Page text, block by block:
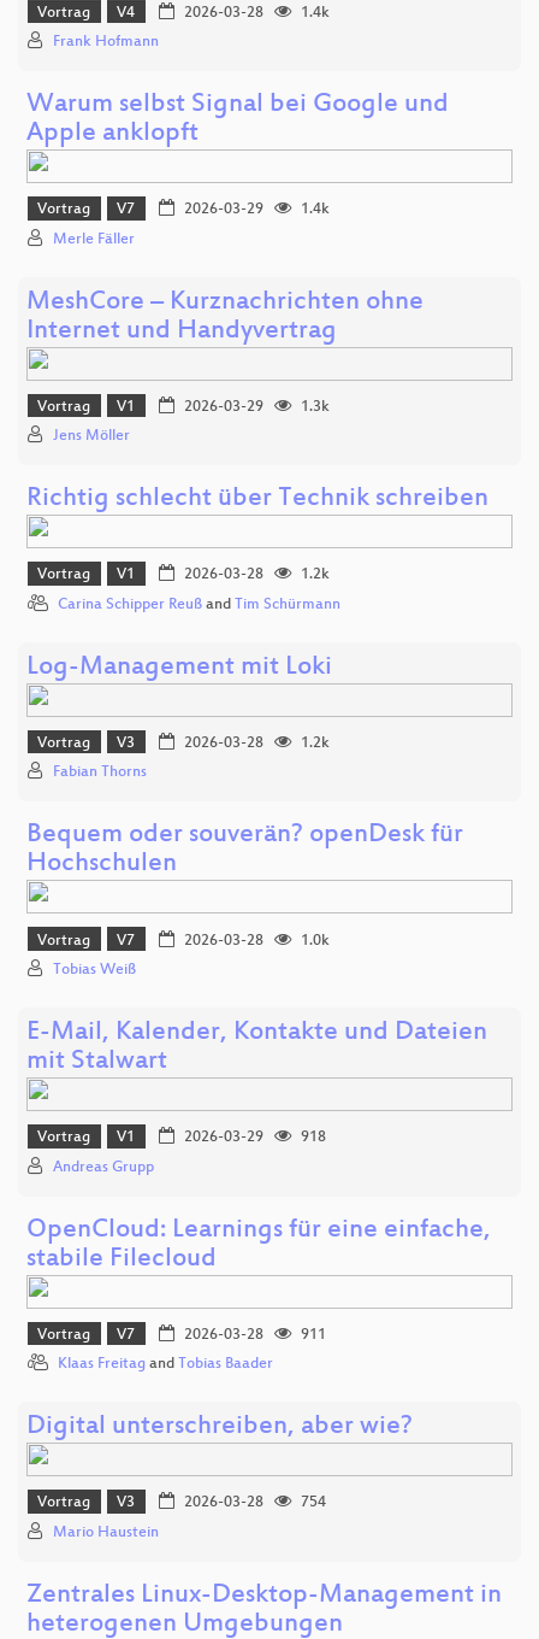
Vortrag V4 2026-03-28
1.4k
Frank Hofmann
Warum selbst Signal bei Google und
Apple anklopft
Vortrag V7 2026-03-29
1.4k
Merle Fäller
MeshCore – Kurznachrichten ohne
Internet und Handyvertrag
Vortrag V1 2026-03-29
1.3k
Jens Möller
Richtig schlecht über Technik schreiben
Vortrag V1 2026-03-28
1.2k
Carina Schipper Reuß and Tim Schürmann
Log-Management mit Loki
Vortrag V3 2026-03-28
1.2k
Fabian Thorns
Bequem oder souverän? openDesk für
Hochschulen
Vortrag V7 2026-03-28
1.0k
Tobias Weiß
E-Mail, Kalender, Kontakte und Dateien
mit Stalwart
Vortrag V1 2026-03-29
918
Andreas Grupp
OpenCloud: Learnings für eine einfache,
stabile Filecloud
Vortrag V7 2026-03-28
911
Klaas Freitag and Tobias Baader
Digital unterschreiben, aber wie?
Vortrag V3 2026-03-28
754
Mario Haustein
Zentrales Linux-Desktop-Management in
heterogenen Umgebungen